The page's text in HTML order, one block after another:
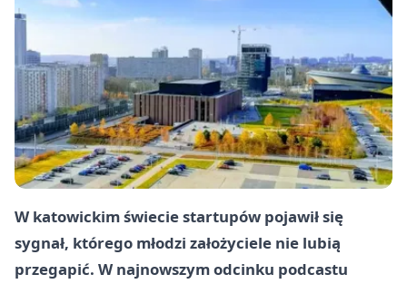
W katowickim świecie startupów pojawił się
sygnał, którego młodzi założyciele nie lubią
przegapić. W najnowszym odcinku podcastu